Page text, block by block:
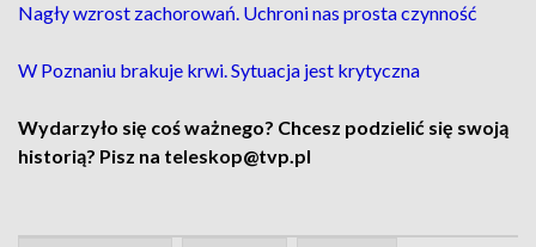
Nagły wzrost zachorowań. Uchroni nas prosta czynność
W Poznaniu brakuje krwi. Sytuacja jest krytyczna
Wydarzyło się coś ważnego? Chcesz podzielić się swoją
historią? Pisz na teleskop@tvp.pl